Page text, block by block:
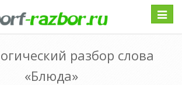
разбор слова
«Блюда»